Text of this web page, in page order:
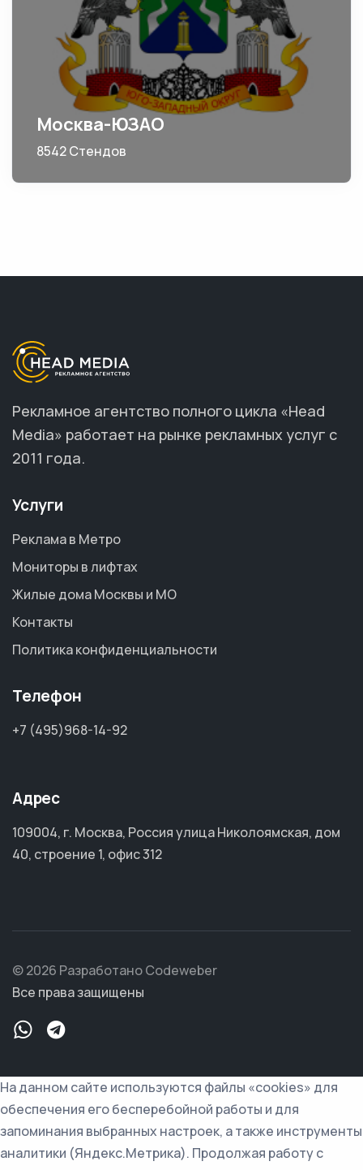
Москва-ЮЗАО
8542 Стендов
Рекламное агентство полного цикла «Head
Media» работает на рынке рекламных услуг с
2011 года.
Услуги
Реклама в Метро
Мониторы в лифтах
Жилые дома Москвы и МО
Контакты
Политика конфиденциальности
Телефон
+7 (495)968-14-92
Адрес
109004, г. Москва, Россия улица Николоямская, дом
40, строение 1, офис 312
© 2026 Разработано Codeweber
Все права защищены
На данном сайте используются файлы «cookies» для
обеспечения его бесперебойной работы и для
запоминания выбранных настроек, а также инструменты
аналитики (Яндекс.Метрика). Продолжая работу с